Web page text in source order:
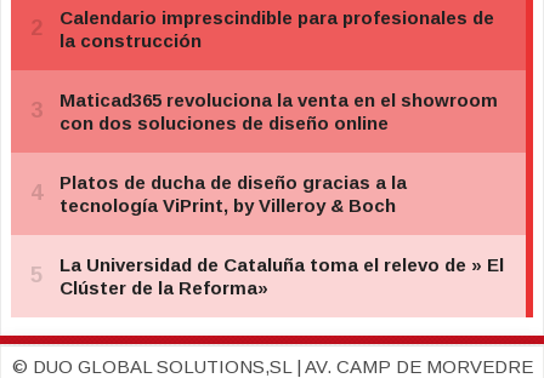
© DUO GLOBAL SOLUTIONS,SL | AV. CAMP DE MORVEDRE